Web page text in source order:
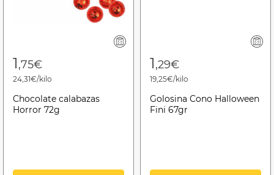
1,75€
24,31€/kilo
Chocolate calabazas
Horror 72g
1,29€
19,25€/kilo
Golosina Cono Halloween
Fini 67gr